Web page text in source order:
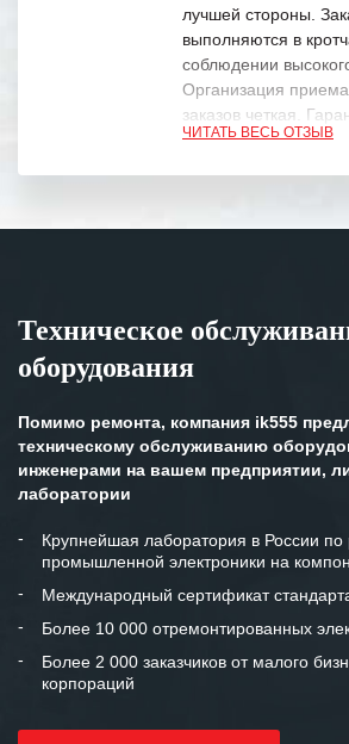
лучшей стороны.
выполняются в
соблюдении
Организация
заказов четкая.
обязательства
Особенно хочется
готовность помочь
Мы высоко ценим
и доверительные
отношения и
«Инженерной
лет успеха и
ЧИТАТЬ ВЕСЬ ОТЗЫВ
Техническое
оборудования
Помимо ремонта, компания ik555
техническому обслуживанию
инженерами на вашем предприятии,
лаборатории
Крупнейшая лаборатория в России по
промышленной электроники на
Международный сертификат
Более 10 000 отремонтированных
Более 2 000 заказчиков от малого
корпораций